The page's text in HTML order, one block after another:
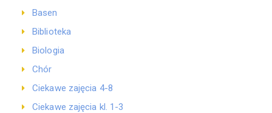
Basen
Biblioteka
Biologia
Chór
Ciekawe zajęcia 4-8
Ciekawe zajęcia kl. 1-3